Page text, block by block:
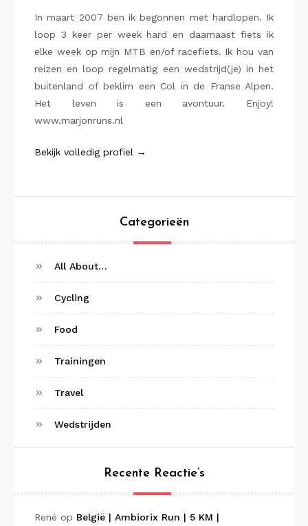
In maart 2007 ben ik begonnen met hardlopen. Ik
loop 3 keer per week hard en daarnaast fiets ik
elke week op mijn MTB en/of racefiets. Ik hou van
reizen en loop regelmatig een wedstrijd(je) in het
buitenland of beklim een Col in de Franse Alpen.
Het leven is een avontuur. Enjoy!
www.marjonruns.nl
Bekijk volledig profiel →
Categorieën
All About…
Cycling
Food
Trainingen
Travel
Wedstrijden
Recente Reactie’s
René op België | Ambiorix Run | 5 KM |